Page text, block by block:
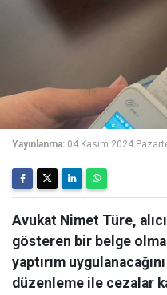
Yayınlanma: 04 Kasım 2024
Avukat Nimet Türe,
gösteren bir belge
yaptırım
düzenleme ile cezalar